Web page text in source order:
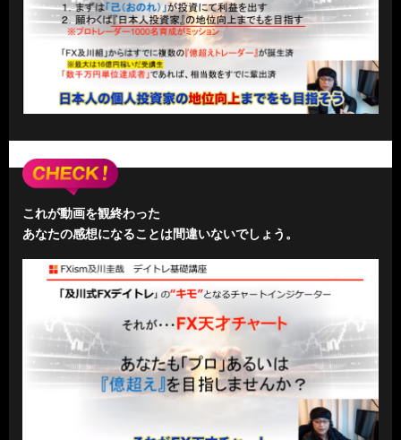
これが動画を観終わった
あなたの感想になることは間違いないでしょう。